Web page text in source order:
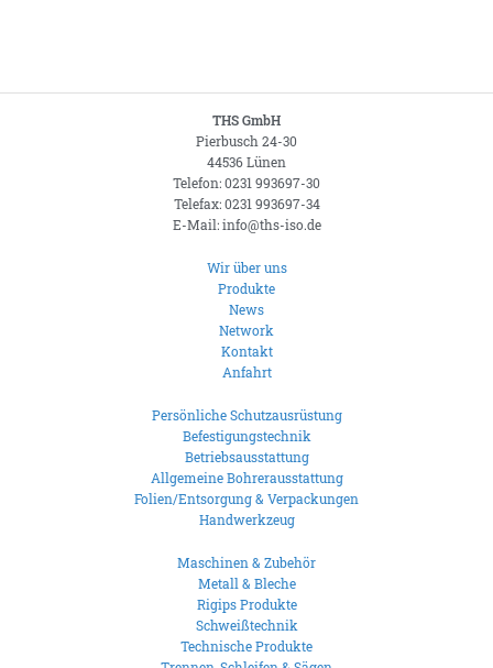
THS GmbH
Pierbusch 24-30
44536 Lünen
Telefon: 0231 993697-30
Telefax: 0231 993697-34
E-Mail: info@ths-iso.de
Wir über uns
Produkte
News
Network
Kontakt
Anfahrt
Persönliche Schutzausrüstung
Befestigungstechnik
Betriebsausstattung
Allgemeine Bohrerausstattung
Folien/Entsorgung & Verpackungen
Handwerkzeug
Maschinen & Zubehör
Metall & Bleche
Rigips Produkte
Schweißtechnik
Technische Produkte